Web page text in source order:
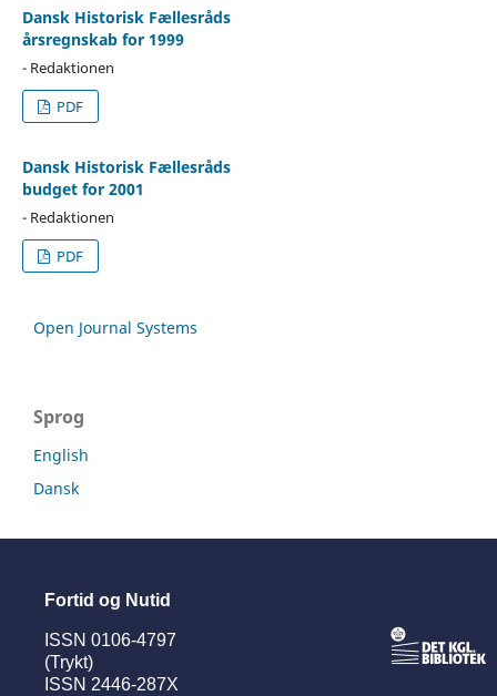
Dansk Historisk Fællesråds
årsregnskab for 1999
- Redaktionen
PDF
Dansk Historisk Fællesråds
budget for 2001
- Redaktionen
PDF
Open Journal Systems
Sprog
English
Dansk
Fortid og Nutid
ISSN 0106-4797
(Trykt)
ISSN 2446-287X